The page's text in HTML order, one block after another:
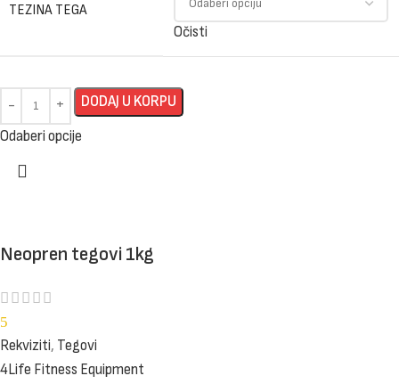
TEZINA TEGA
Očisti
DODAJ U KORPU
Odaberi opcije
Neopren tegovi 1kg
5
Rekviziti, Tegovi
4Life Fitness Equipment